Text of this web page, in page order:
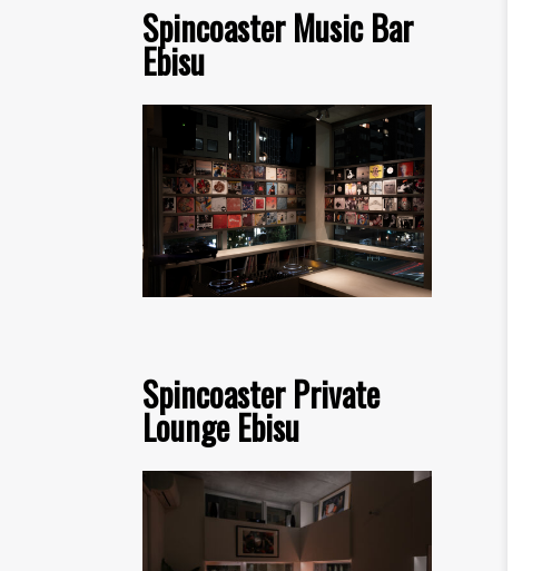
Spincoaster Music Bar
Ebisu
Spincoaster Private
Lounge Ebisu